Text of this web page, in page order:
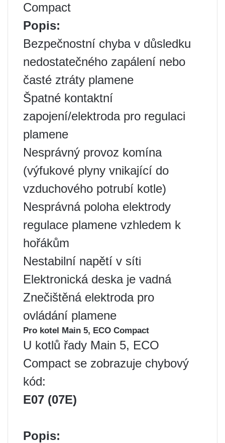
Compact
Popis:
Bezpečnostní chyba v důsledku
nedostatečného zapálení nebo
časté ztráty plamene
Špatné kontaktní
zapojení/elektroda pro regulaci
plamene
Nesprávný provoz komína
(výfukové plyny vnikající do
vzduchového potrubí kotle)
Nesprávná poloha elektrody
regulace plamene vzhledem k
hořákům
Nestabilní napětí v síti
Elektronická deska je vadná
Znečištěná elektroda pro
ovládání plamene
Pro kotel Main 5, ECO Compact
U kotlů řady Main 5, ECO
Compact se zobrazuje chybový
kód:
E07 (07E)
Popis: